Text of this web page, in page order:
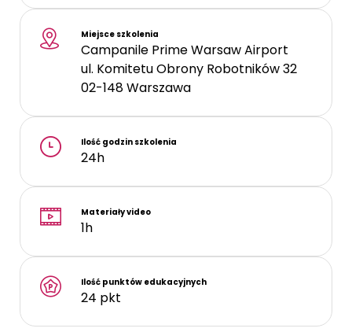
Miejsce szkolenia
Campanile Prime Warsaw Airport
ul. Komitetu Obrony Robotników 32
02-148Warszawa
Ilość godzin szkolenia
24h
Materiały video
1h
Ilość punktów edukacyjnych
24 pkt